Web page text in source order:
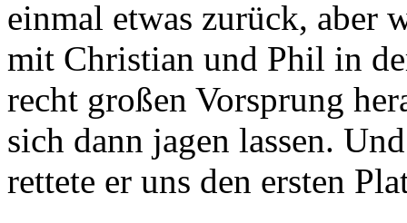
einmal etwas zurück, aber
mit Christian und Phil in
recht großen Vorsprung
sich dann jagen lassen.
rettete er uns den ersten